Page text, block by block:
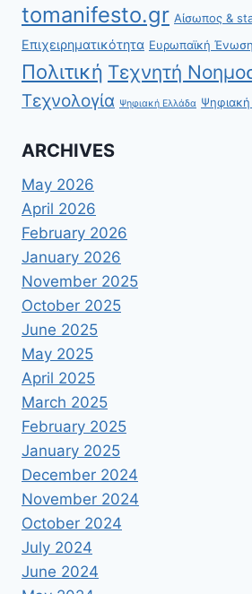
tomanifesto.gr Αίσωπος &
Επιχειρηματικότητα Ευρωπαϊκή Ένωση
Πολιτική Τεχνητή
Τεχνολογία Ψηφιακή Ελλάδα Ψηφιακή
ARCHIVES
May 2026
April 2026
February 2026
January 2026
November 2025
October 2025
June 2025
May 2025
April 2025
March 2025
February 2025
January 2025
December 2024
November 2024
October 2024
July 2024
June 2024